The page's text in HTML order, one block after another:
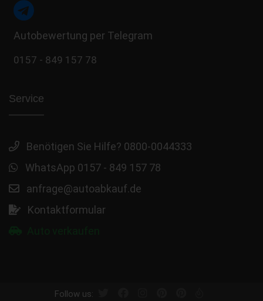
Autobewertung per Telegram
0157 - 849 157 78
Service
Benötigen Sie Hilfe? 0800-0044333
WhatsApp 0157 - 849 157 78
anfrage@autoabkauf.de
Kontaktformular
Follow us: